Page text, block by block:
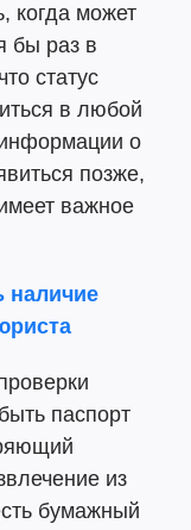
когда может
бы раз в
статус
в любой
о
позже,
важное
наличие
паспорт
из
бумажный